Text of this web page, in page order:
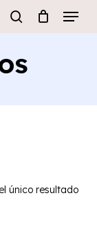
search
Menu
único resultado